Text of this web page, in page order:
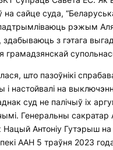
сайце суда,
рэжым
здабываюць з гэтага
грамадзянскай
што пазоўнікі
і настойвалі на
суд не палічыў іх
Генеральны сакратар
Нацый Антоніу Гутэрыш
ААН 5 траўня 2023